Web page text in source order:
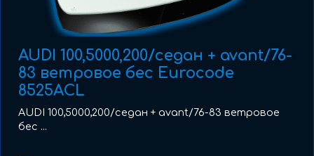
AUDI 100,5000,200/седан + avant/76-
83 ветровое бес Eurocode
8525ACL
AUDI 100,5000,200/седан + avant/76-83 ветровое
бес ...